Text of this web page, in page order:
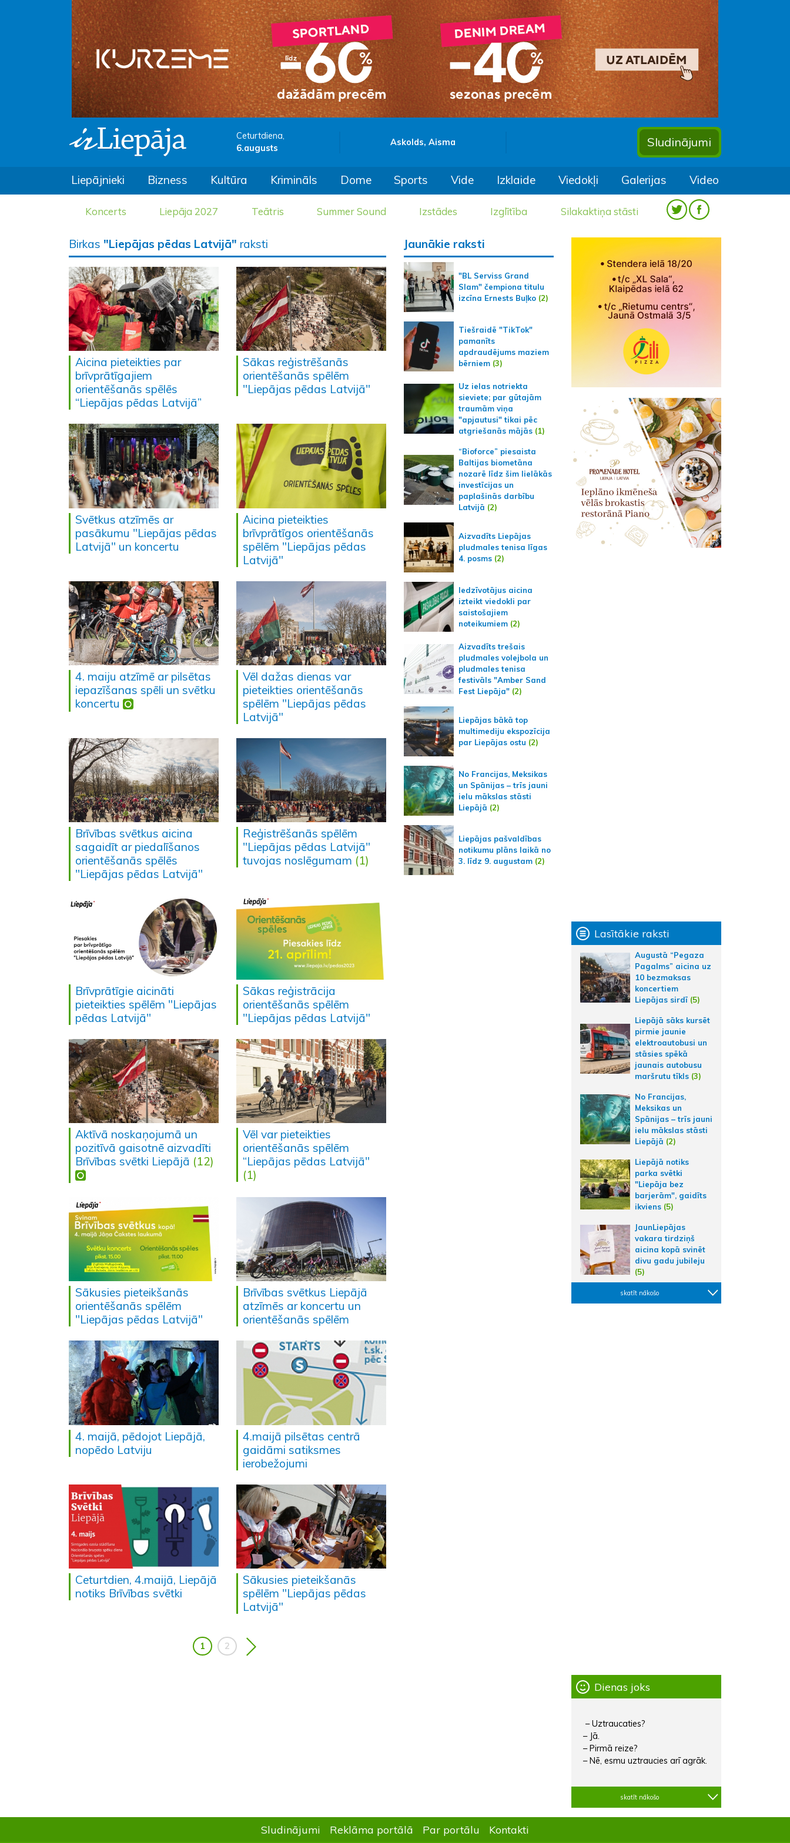
Ceturtdiena,
6.augusts
Askolds, Aisma Sludinājumi
Liepājnieki Bizness Kultūra Krimināls Dome Sports Vide Izklaide Viedokļi Galerijas Video
Koncerts Liepāja 2027 Teātris Summer Sound Izstādes Izglītība Silakaktiņa stāsti
Birkas "Liepājas pēdas Latvijā" raksti
Aicina pieteikties par
brīvprātīgajiem
orientēšanās spēlēs
“Liepājas pēdas Latvijā”
Sākas reģistrēšanās
orientēšanās spēlēm
"Liepājas pēdas Latvijā"
Svētkus atzīmēs ar
pasākumu "Liepājas pēdas
Latvijā" un koncertu
Aicina pieteikties
brīvprātīgos orientēšanās
spēlēm "Liepājas pēdas
Latvijā"
4. maiju atzīmē ar pilsētas
iepazīšanas spēli un svētku
koncertu
Vēl dažas dienas var
pieteikties orientēšanās
spēlēm "Liepājas pēdas
Latvijā"
Brīvības svētkus aicina
sagaidīt ar piedalīšanos
orientēšanās spēlēs
"Liepājas pēdas Latvijā"
Reģistrēšanās spēlēm
"Liepājas pēdas Latvijā"
tuvojas noslēgumam (1)
Brīvprātīgie aicināti
pieteikties spēlēm "Liepājas
pēdas Latvijā"
Sākas reģistrācija
orientēšanās spēlēm
"Liepājas pēdas Latvijā"
Aktīvā noskaņojumā un
pozitīvā gaisotnē aizvadīti
Brīvības svētki Liepājā (12)
Vēl var pieteikties
orientēšanās spēlēm
“Liepājas pēdas Latvijā"
(1)
Sākusies pieteikšanās
orientēšanās spēlēm
"Liepājas pēdas Latvijā"
Brīvības svētkus Liepājā
atzīmēs ar koncertu un
orientēšanās spēlēm
4. maijā, pēdojot Liepājā,
nopēdo Latviju
4.maijā pilsētas centrā
gaidāmi satiksmes
ierobežojumi
Ceturtdien, 4.maijā, Liepājā
notiks Brīvības svētki
Sākusies pieteikšanās
spēlēm "Liepājas pēdas
Latvijā"
1 2
Jaunākie raksti
"BL Serviss Grand
Slam" čempiona titulu
izcīna Ernests Buļko (2)
Tiešraidē "TikTok"
pamanīts
apdraudējums maziem
bērniem (3)
Uz ielas notriekta
sieviete; par gūtajām
traumām viņa
"apjautusi" tikai pēc
atgriešanās mājās (1)
“Bioforce” piesaista
Baltijas biometāna
nozarē līdz šim lielākās
investīcijas un
paplašinās darbību
Latvijā (2)
Aizvadīts Liepājas
pludmales tenisa līgas
4. posms (2)
Iedzīvotājus aicina
izteikt viedokli par
saistošajiem
noteikumiem (2)
Aizvadīts trešais
pludmales volejbola un
pludmales tenisa
festivāls "Amber Sand
Fest Liepāja" (2)
Liepājas bākā top
multimediju ekspozīcija
par Liepājas ostu (2)
No Francijas, Meksikas
un Spānijas – trīs jauni
ielu mākslas stāsti
Liepājā (2)
Liepājas pašvaldības
notikumu plāns laikā no
3. līdz 9. augustam (2)
Lasītākie raksti
Augustā “Pegaza
Pagalms” aicina uz
10 bezmaksas
koncertiem
Liepājas sirdī (5)
Liepājā sāks kursēt
pirmie jaunie
elektroautobusi un
stāsies spēkā
jaunais autobusu
maršrutu tīkls (3)
No Francijas,
Meksikas un
Spānijas – trīs jauni
ielu mākslas stāsti
Liepājā (2)
Liepājā notiks
parka svētki
"Liepāja bez
barjerām", gaidīts
ikviens (5)
JaunLiepājas
vakara tirdziņš
aicina kopā svinēt
divu gadu jubileju
(5)
skatīt nākošo
Dienas joks
– Uztraucaties?
– Jā.
– Pirmā reize?
– Nē, esmu uztraucies arī agrāk.
skatīt nākošo
Sludinājumi Reklāma portālā Par portālu Kontakti